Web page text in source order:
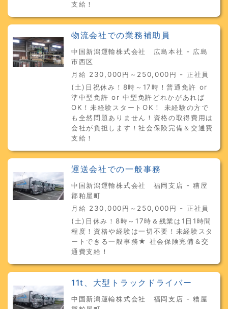
支給！
物流会社での業務補助員
中国新潟運輸株式会社 広島本社 - 広島
市西区
月給 230,000円～250,000円 - 正社員
(土)日祝休み！8時～17時！普通免許 or
準中型免許 or 中型免許どれかがあれば
OK！未経験スタートOK！ 未経験の方で
も全然問題ありません！資格の取得費用は
会社が負担します！社会保険完備＆交通費
支給！
運送会社での一般事務
中国新潟運輸株式会社 福岡支店 - 糟屋
郡粕屋町
月給 230,000円～250,000円 - 正社員
(土)日休み！8時～17時＆残業は1日1時間
程度！資格や経験は一切不要！未経験スタ
ートできる一般事務★ 社会保険完備＆交
通費支給！
11t、大型トラックドライバー
中国新潟運輸株式会社 福岡支店 - 糟屋